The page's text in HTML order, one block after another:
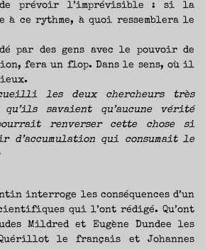
de prévoir l’imprévisible : si la
à ce rythme, à quoi ressemblera le
par des gens avec le pouvoir de
fera un flop. Dans le sens, où il
les deux chercheurs très
qu’ils savaient qu’aucune vérité
renverser cette chose si
d’accumulation qui consumait le
interroge les conséquences d’un
qui l’ont rédigé. Qu’ont
Mildred et Eugène Dundee les
le français et Johannes